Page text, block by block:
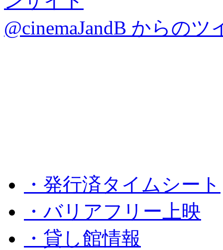
@cinemaJandB からのツ
・発行済タイムシート
・バリアフリー上映
・貸し館情報